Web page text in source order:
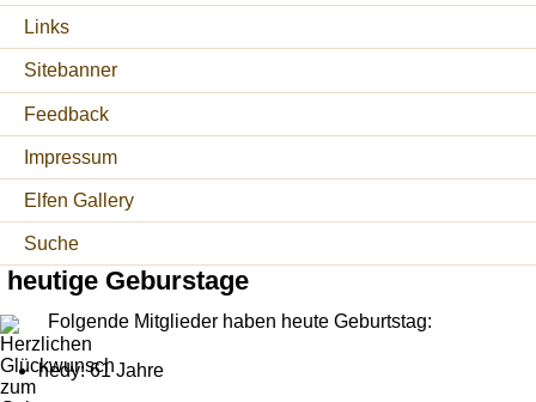
Links
Sitebanner
Feedback
Impressum
Elfen Gallery
Suche
heutige Geburstage
Folgende Mitglieder haben heute Geburtstag:
hedy: 61 Jahre